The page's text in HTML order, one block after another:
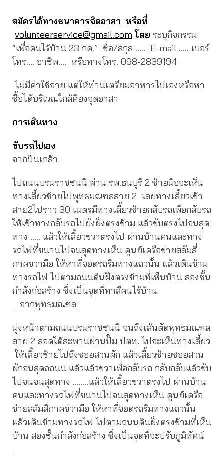
สมัครได้ทางธนาคารจิตอาสา หรือที่
volunteerservice@gmail.com โดย ระบุกิจกรรม
“เพื่อคนไร้บ้าน 23 กค.” ชื่อ/สกุล ….. E-mail ….. เบอร์
โทร…. อาชีพ…. หรือทางโทร. 098-2839194
ไม่มีค่าใช้จ่าย แต่ให้ท่านเตรียมอาหารไปเองหรือหา
ซื้อได้บริเวณใกล้คียงจุดอาสา
การเดินทาง
ขับรถไปเอง
จากปิ่นเกล้า
ไปถนนบรมราชชนนี ผ่าน รพ.ธนบุรี 2 ซ้ายมือจะเห็น
ทางเลี้ยวซ้ายไปพุทธมณฑลสาย 2 เลยทางเลี้ยวเข้า
สาย2ไปราว 30 เมตรมีทางเลี้ยวซ้ายกลับรถเพื่อกลับรถ
ให้เข้าทางกลับรถไปยังฝั่งตรงข้าม แล้วขับตรงไปจนสุด
ทาง ….. แล้วให้เลี้ยวขวาตรงไป ผ่านบ้านคนและทาง
รถไฟที่ขนานไปจนสุดทางเห็น ศูนย์เครือข่ายสลัมสี่
ภาคขวามือ ให้หาที่จอดรถริมทางแถวนั้น แล้วเดินข้าม
ทางรถไฟ ไปตามถนนดินฝั่งตรงข้ามที่เห็นบ้าน สองชั้น
กำลังก่อสร้าง ซึ่งเป็นจุดที่ทาสีคนไร้บ้าน
จากพุทธมณฑล
มุ่งหน้าตามถนนบรมราชชนนี จนถึงเส้นตัดพุทธมณฑล
สาย 2 ลอดใต้สะพานผ่านปั๊ม ปตท. ไปจะเห็นทางเลี้ยว
ให้เลี้ยวซ้ายไปถึงซอยสวนผัก แล้วเลี้ยวซ้ายซอยสวน
ผักจนสุดถถนน แล้วแล้วขวาเพื่อกลับรถ กลับกลับแล้วขับ
ไปจนจนสุดทาง ……..แล้วให้เลี้ยวขวาตรงไป ผ่านบ้าน
คนและทางรถไฟที่ขนานไปจนสุดทางเห็น ศูนย์เครือ
ข่ายสลัมสี่ภาคขวามือ ให้หาที่จอดรถริมทางแถวนั้น
แล้วเดินข้ามทางรถไฟ ไปตามถนนดินฝั่งตรงข้ามที่เห็น
บ้าน สองชั้นกำลังก่อสร้าง ซึ่งเป็นจุดที่จะปรับภูมิทัศน์